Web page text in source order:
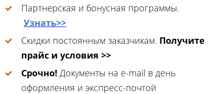
Партнерская и бонусная программы.
Узнать>>
Скидки постоянным заказчикам. Получите
прайс и условия >>
Срочно! Документы на e-mail в день
оформления и экспресс-почтой